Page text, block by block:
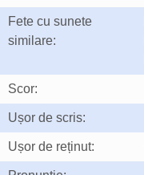
Fete cu sunete
similare:
Scor:
Ușor de scris:
Ușor de reținut: